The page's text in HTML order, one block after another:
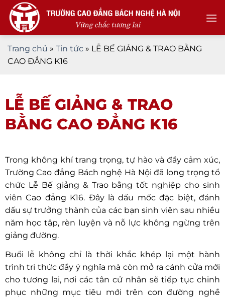
Skip
content
Trang chủ » Tin tức » LỄ BẾ GIẢNG & TRAO BẰNG
CAO ĐẲNG K16
LỄ BẾ GIẢNG & TRAO
BẰNG CAO ĐẲNG K16
Trong không khí trang trọng, tự hào và đầy cảm xúc,
Trường Cao đẳng Bách nghệ Hà Nội đã long trọng tổ
chức Lễ Bế giảng & Trao bằng tốt nghiệp cho sinh
viên Cao đẳng K16. Đây là dấu mốc đặc biệt, đánh
dấu sự trưởng thành của các bạn sinh viên sau nhiều
năm học tập, rèn luyện và nỗ lực không ngừng trên
giảng đường.
Buổi lễ không chỉ là thời khắc khép lại một hành
trình tri thức đầy ý nghĩa mà còn mở ra cánh cửa mới
cho tương lai, nơi các tân cử nhân sẽ tiếp tục chinh
phục những mục tiêu mới trên con đường nghề